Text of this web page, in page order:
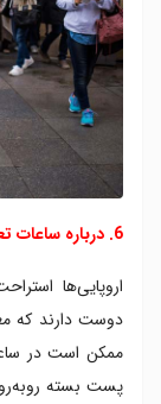
6. درباره ساعات تعطیلی بعد از ظهری آگاه شوید
اروپایی‌ها
دوست دارند که
پست بسته روبه‌رو